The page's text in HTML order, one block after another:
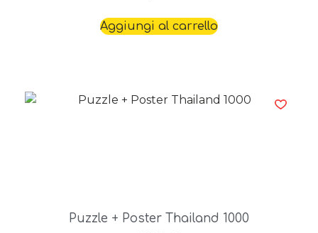
Aggiungi al carrello
Puzzle + Poster Thailand 1000